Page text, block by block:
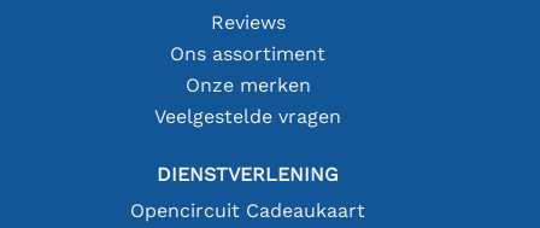
Reviews
Ons assortiment
Onze merken
Veelgestelde vragen
DIENSTVERLENING
Opencircuit Cadeaukaart